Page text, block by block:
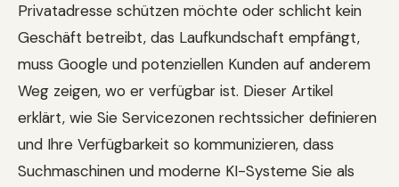
Privatadresse schützen möchte oder schlicht kein
Geschäft betreibt, das Laufkundschaft empfängt,
muss Google und potenziellen Kunden auf anderem
Weg zeigen, wo er verfügbar ist. Dieser Artikel
erklärt, wie Sie Servicezonen rechtssicher definieren
und Ihre Verfügbarkeit so kommunizieren, dass
Suchmaschinen und moderne KI-Systeme Sie als